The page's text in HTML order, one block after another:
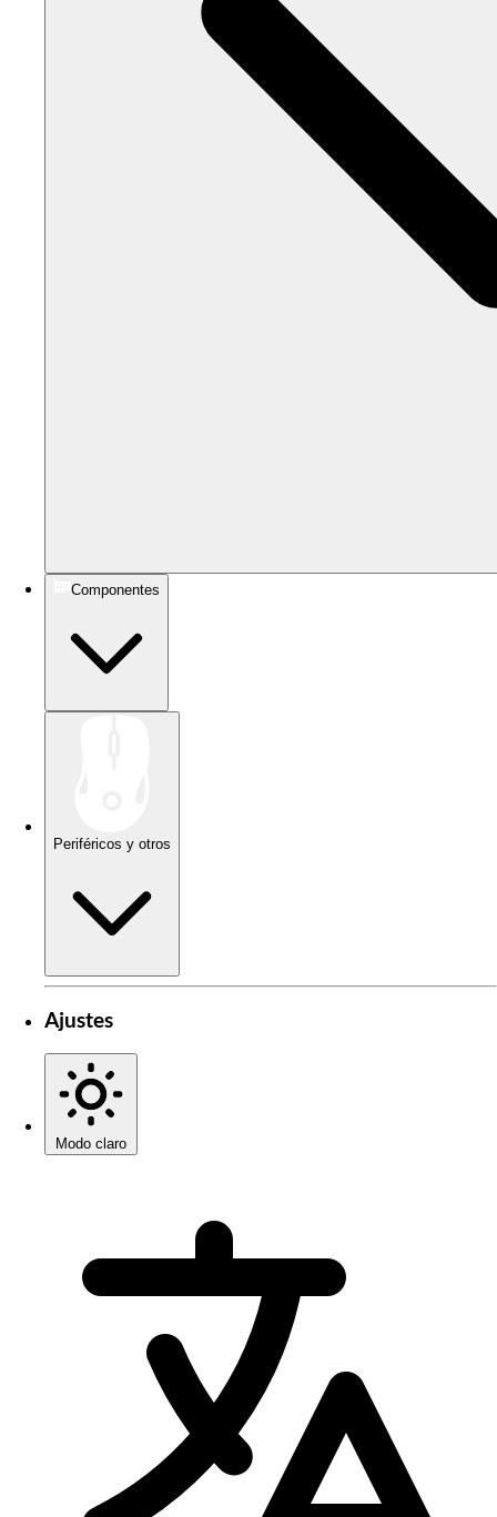
Componentes
Periféricos y otros
Ajustes
Modo claro